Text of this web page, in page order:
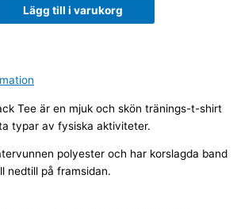
Lägg till i varukorg
Tee är en mjuk och skön tränings-t-shirt
typar av fysiska aktiviteter.
polyester och har korslagda band
nedtill på framsidan.